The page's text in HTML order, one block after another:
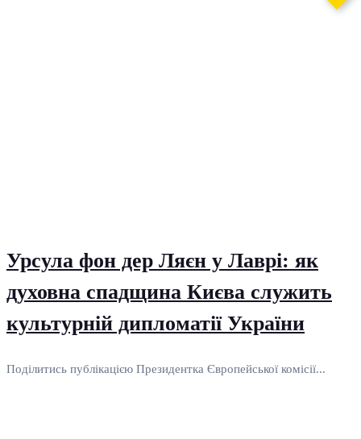
Урсула фон дер Ляєн у Лаврі: як
духовна спадщина Києва служить
культурній дипломатії України
Поділитись публікацією Президентка Європейської комісії...